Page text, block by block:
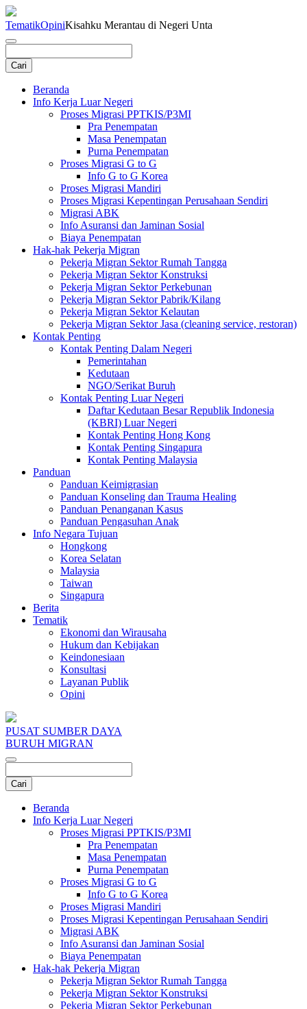
TematikOpiniKisahku Merantau di Negeri Unta
Beranda
Info Kerja Luar Negeri
Proses Migrasi PPTKIS/P3MI
Pra Penempatan
Masa Penempatan
Purna Penempatan
Proses Migrasi G to G
Info G to G Korea
Proses Migrasi Mandiri
Proses Migrasi Kepentingan Perusahaan Sendiri
Migrasi ABK
Info Asuransi dan Jaminan Sosial
Biaya Penempatan
Hak-hak Pekerja Migran
Pekerja Migran Sektor Rumah Tangga
Pekerja Migran Sektor Konstruksi
Pekerja Migran Sektor Perkebunan
Pekerja Migran Sektor Pabrik/Kilang
Pekerja Migran Sektor Kelautan
Pekerja Migran Sektor Jasa (cleaning service, restoran)
Kontak Penting
Kontak Penting Dalam Negeri
Pemerintahan
Kedutaan
NGO/Serikat Buruh
Kontak Penting Luar Negeri
Daftar Kedutaan Besar Republik Indonesia
(KBRI) Luar Negeri
Kontak Penting Hong Kong
Kontak Penting Singapura
Kontak Penting Malaysia
Panduan
Panduan Keimigrasian
Panduan Konseling dan Trauma Healing
Panduan Penanganan Kasus
Panduan Pengasuhan Anak
Info Negara Tujuan
Hongkong
Korea Selatan
Malaysia
Taiwan
Singapura
Berita
Tematik
Ekonomi dan Wirausaha
Hukum dan Kebijakan
Keindonesiaan
Konsultasi
Layanan Publik
Opini
PUSAT SUMBER DAYA
BURUH MIGRAN
Beranda
Info Kerja Luar Negeri
Proses Migrasi PPTKIS/P3MI
Pra Penempatan
Masa Penempatan
Purna Penempatan
Proses Migrasi G to G
Info G to G Korea
Proses Migrasi Mandiri
Proses Migrasi Kepentingan Perusahaan Sendiri
Migrasi ABK
Info Asuransi dan Jaminan Sosial
Biaya Penempatan
Hak-hak Pekerja Migran
Pekerja Migran Sektor Rumah Tangga
Pekerja Migran Sektor Konstruksi
Pekerja Migran Sektor Perkebunan